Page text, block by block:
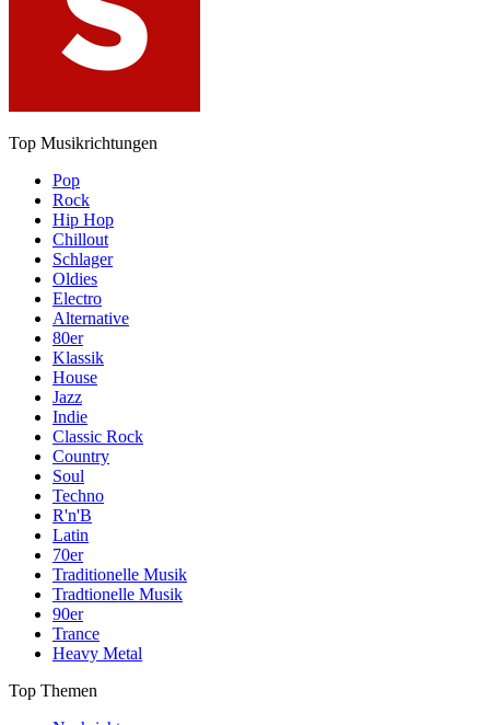
Top Musikrichtungen
Pop
Rock
Hip Hop
Chillout
Schlager
Oldies
Electro
Alternative
80er
Klassik
House
Jazz
Indie
Classic Rock
Country
Soul
Techno
R'n'B
Latin
70er
Traditionelle Musik
Tradtionelle Musik
90er
Trance
Heavy Metal
Top Themen